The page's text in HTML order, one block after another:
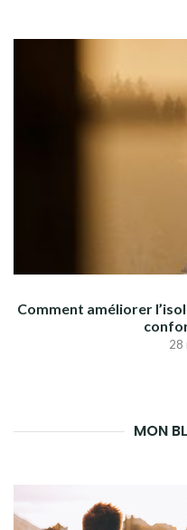
Comment améliorer
28
MON